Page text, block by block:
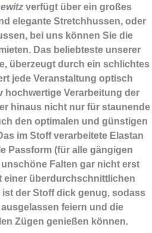
verfügt über ein großes
elegante Stretchhussen, oder
bei uns können Sie die
Das beliebteste unserer
überzeugt durch ein schlichtes
jede Veranstaltung optisch
hochwertige Verarbeitung der
hinaus nicht nur für staunende
den optimalen und günstigen
im Stoff verarbeitete Elastan
Passform (für alle gängigen
Falten gar nicht erst
einer überdurchschnittlichen
ist der Stoff dick genug, sodass
feiern und die
Zügen genießen können.